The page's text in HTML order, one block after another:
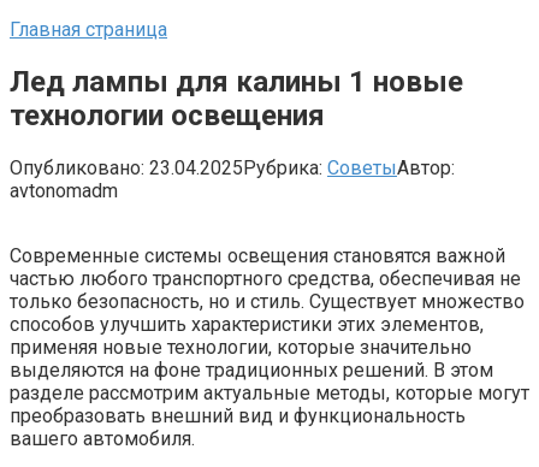
Главная страница
Лед лампы для калины 1 новые
технологии освещения
Опубликовано: 23.04.2025Рубрика: СоветыАвтор:
avtonomadm
Современные системы освещения становятся важной
частью любого транспортного средства, обеспечивая не
только безопасность, но и стиль. Существует множество
способов улучшить характеристики этих элементов,
применяя новые технологии, которые значительно
выделяются на фоне традиционных решений. В этом
разделе рассмотрим актуальные методы, которые могут
преобразовать внешний вид и функциональность
вашего автомобиля.